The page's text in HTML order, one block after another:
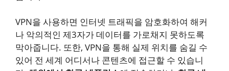
VPN을 사용하면 인터넷 트래픽을 암호화하여 해커
나 악의적인 제3자가 데이터를 가로채지 못하도록
막아줍니다. 또한, VPN을 통해 실제 위치를 숨길 수
있어 전 세계 어디서나 콘텐츠에 접근할 수 있습니